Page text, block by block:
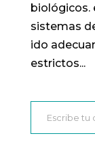
biológicos.
sistemas
ido
estrictos...
Escribe tu correo